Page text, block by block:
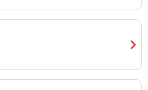
chevron_right